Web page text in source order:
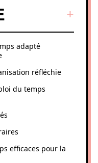
adapté
réfléchie
du temps
efficaces pour la